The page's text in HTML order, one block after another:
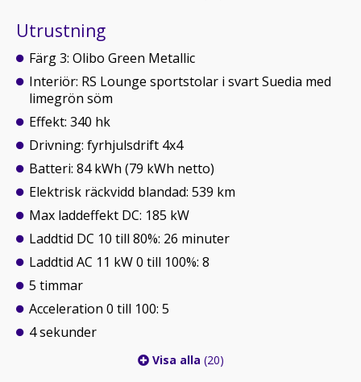
Utrustning
Färg 3: Olibo Green Metallic
Interiör: RS Lounge sportstolar i svart Suedia med
limegrön söm
Effekt: 340 hk
Drivning: fyrhjulsdrift 4x4
Batteri: 84 kWh (79 kWh netto)
Elektrisk räckvidd blandad: 539 km
Max laddeffekt DC: 185 kW
Laddtid DC 10 till 80%: 26 minuter
Laddtid AC 11 kW 0 till 100%: 8
5 timmar
Acceleration 0 till 100: 5
4 sekunder
Visa alla (20)